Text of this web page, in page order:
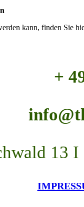
kann, finden Sie
+
13 I